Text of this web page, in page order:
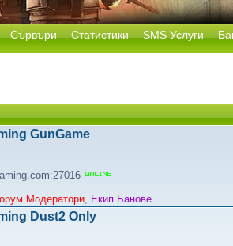
Сървъри Статистики SMS Услуги
GunGame
Модератори Екип Банове
Dust2 Only